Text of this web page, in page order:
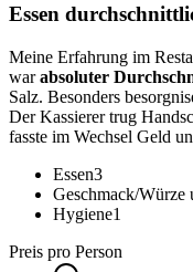
Essen
Meine Erfahrung im
warabsoluter
Salz. Besonders
Der Kassierer trug
fasste im Wechsel Geld
Essen3
Geschmack/Würze
Hygiene1
Preis pro Person